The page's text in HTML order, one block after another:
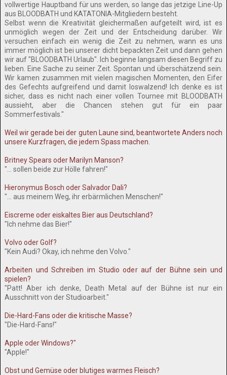
vollwertige Hauptband für uns werden, so lange das jetzige Line-Up
aus BLOODBATH und KATATONIA-Mitgliedern besteht.
Selbst wenn die Kreativität gleichermaßen aufgeteilt wird, ist es
unmöglich wegen der Zeit und der Entscheidung darüber. Wir
versuchen einfach ein wenig die Zeit zu nehmen, wann es uns
immer möglich ist bei unserer dicht bepackten Zeit und dann gehen
wir auf "BLOODBATH Urlaub". Ich beginne langsam diesen Begriff zu
lieben. Eine Sache zu seiner Zeit. Spontan und überschätzend sein.
Wir kamen zusammen mit vielen magischen Momenten, den Eifer
des Gefechts aufgreifend und damit loswalzend! Ich denke es ist
sicher, dass es nicht nach einer vollen Tournee mit BLOODBATH
aussieht, aber die Chancen stehen gut für ein paar
Sommerfestivals."
Weil wir gerade bei der guten Laune sind, beantwortete Anders noch
unsere Kurzfragen, die jedem Spass machen.
Britney Spears oder Marilyn Manson?
"... sollen beide zur Hölle fahren!"
Hieronymus Bosch oder Salvador Dali?
"... aus meinem Weg, ihr erbärmlichen Menschen!"
Eiscreme oder eiskaltes Bier aus Deutschland?
"Ich nehme das Bier!"
Volvo oder Golf?
"Kein Audi? Okay, ich nehme den Volvo."
Arbeiten und Schreiben im Studio oder auf der Bühne sein und
spielen?
"Patt! Aber ich denke, Death Metal auf der Bühne ist nur ein
Ausschnitt von der Studioarbeit."
Die-Hard-Fans oder die kritische Masse?
"Die-Hard-Fans!"
Apple oder Windows?"
"Apple!"
Obst und Gemüse oder blutiges warmes Fleisch?